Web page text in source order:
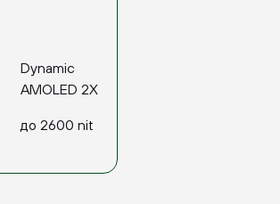
Dynamic
AMOLED 2X
до 2600 nit